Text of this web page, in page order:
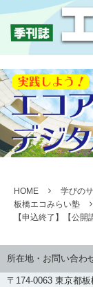
HOME 学びの
板橋エコみらい塾
【申込終了】【公
所在地・お問い合わ
〒174-0063 東京都